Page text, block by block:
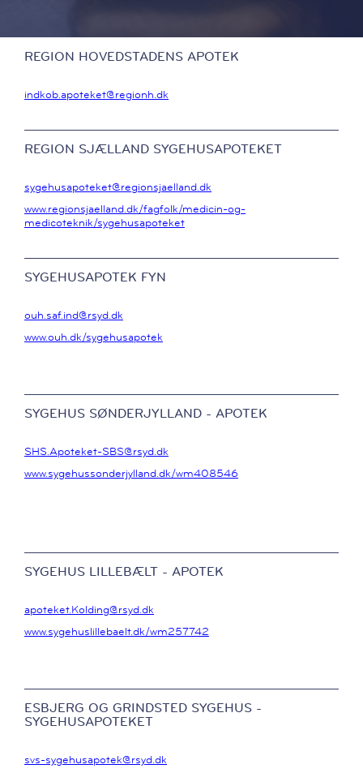
REGION HOVEDSTADENS APOTEK
indkob.apoteket@regionh.dk
REGION SJÆLLAND SYGEHUSAPOTEKET
sygehusapoteket@regionsjaelland.dk
www.regionsjaelland.dk/fagfolk/medicin-og-
medicoteknik/sygehusapoteket
SYGEHUSAPOTEK FYN
ouh.saf.ind@rsyd.dk
www.ouh.dk/sygehusapotek
SYGEHUS SØNDERJYLLAND - APOTEK
SHS.Apoteket-SBS@rsyd.dk
www.sygehussonderjylland.dk/wm408546
SYGEHUS LILLEBÆLT - APOTEK
apoteket.Kolding@rsyd.dk
www.sygehuslillebaelt.dk/wm257742
ESBJERG OG GRINDSTED SYGEHUS -
SYGEHUSAPOTEKET
svs-sygehusapotek@rsyd.dk